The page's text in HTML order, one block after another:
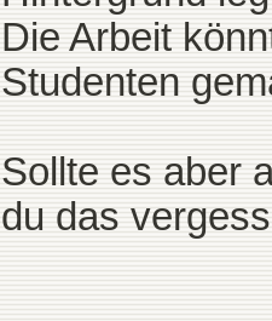
Die Arbeit
Studenten
Sollte es aber
du das